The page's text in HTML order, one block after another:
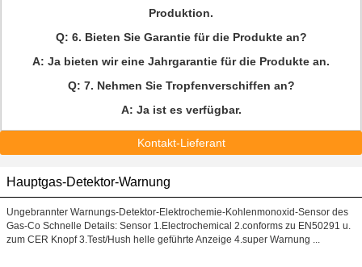
Produktion.
Q: 6. Bieten Sie Garantie für die Produkte an?
A: Ja bieten wir eine Jahrgarantie für die Produkte an.
Q: 7. Nehmen Sie Tropfenverschiffen an?
A: Ja ist es verfügbar.
Kontakt-Lieferant
Hauptgas-Detektor-Warnung
Ungebrannter Warnungs-Detektor-Elektrochemie-Kohlenmonoxid-Sensor des
Gas-Co Schnelle Details: Sensor 1.Electrochemical 2.conforms zu EN50291 u.
zum CER Knopf 3.Test/Hush helle geführte Anzeige 4.super Warnung ...